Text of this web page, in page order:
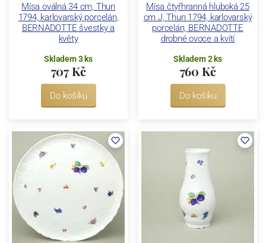
Mísa oválná 34 cm, Thun
1794, karlovarský porcelán,
BERNADOTTE švestky a
květy
Skladem 3 ks
707 Kč
Do košíku
Mísa čtyřhranná hluboká 25
cm J, Thun 1794, karlovarský
porcelán, BERNADOTTE
drobné ovoce a kvítí
Skladem 2 ks
760 Kč
Do košíku